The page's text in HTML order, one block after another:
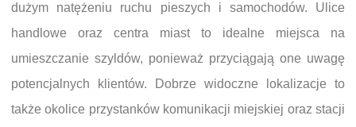
dużym natężeniu ruchu pieszych i samochodów. Ulice
handlowe oraz centra miast to idealne miejsca na
umieszczanie szyldów, ponieważ przyciągają one uwagę
potencjalnych klientów. Dobrze widoczne lokalizacje to
także okolice przystanków komunikacji miejskiej oraz stacji